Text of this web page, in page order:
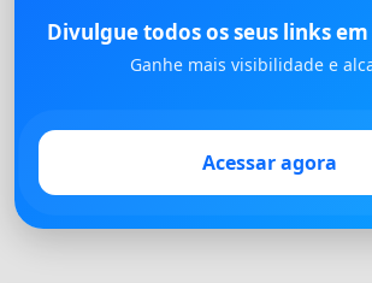
Divulgue todos os seus links
Ganhe mais visibilidade e
Acessar agora